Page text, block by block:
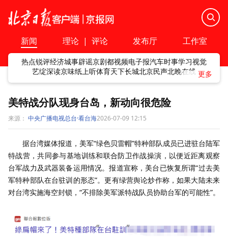
新闻 理论 | 评论 发布厅 工作室
热点锐评经济城事辟谣京剧都视频电子报汽车时事学习视觉
艺绽深读京味纸上听体育天下长城北京民声北晚在线
美特战分队现身台岛，新动向很危险
来源： 中央广播电视总台·看台海2026-07-09 12:15
据台湾媒体报道，美军“绿色贝雷帽”特种部队成员已进驻台陆军
特战营，共同参与基地训练和联合防卫作战操演，以便近距离观察
台军战力及武器装备运用情况。报道宣称，美台已恢复所谓“过去美
军特种部队在台驻训的形态”。更有绿营舆论炒作称，如果大陆未来
对台湾实施海空封锁，“不排除美军派特战队员协助台军的可能性”。